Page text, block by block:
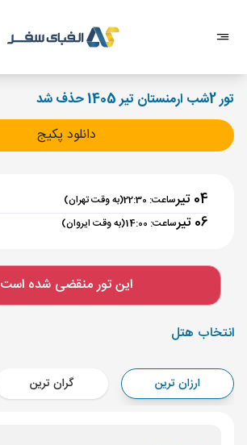
تور 2شب ارمنستان تیر 1405 حذف شد
دانلود پکیج
04 تیر ساعت: 22:30 (به وقت تهران)
06 تیر ساعت: 14:00 (به وقت ایروان)
تهران , فرودگاه بین‌المللی امام خمینی IKA
مدت پرواز :
ایروان ,
Aircraft - کاسپین (Economy)
برنامه برگشت :06 تیر ساعت: 14:00
این تور منقضی شده است
انتخاب هتل
ارزان ترین گران ترین